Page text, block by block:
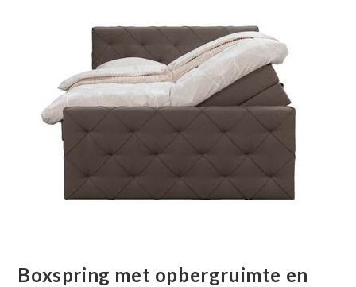
Boxspring met opbergruimte en